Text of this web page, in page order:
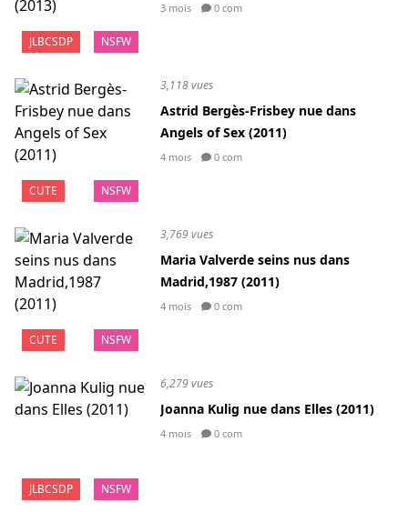
JLBCSDP NSFW
3 mois 0 com
CUTE NSFW
3,118 vues
Astrid Bergès-Frisbey nue dans
Angels of Sex (2011)
4 mois 0 com
CUTE NSFW
3,769 vues
Maria Valverde seins nus dans
Madrid,1987 (2011)
4 mois 0 com
JLBCSDP NSFW
6,279 vues
Joanna Kulig nue dans Elles (2011)
4 mois 0 com